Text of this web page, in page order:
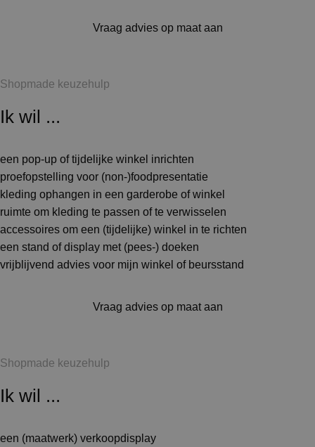
Vraag advies op maat aan
Shopmade keuzehulp
Ik wil ...
een pop-up of tijdelijke winkel inrichten
proefopstelling voor (non-)foodpresentatie
kleding ophangen in een garderobe of winkel
ruimte om kleding te passen of te verwisselen
accessoires om een (tijdelijke) winkel in te richten
een stand of display met (pees-) doeken
vrijblijvend advies voor mijn winkel of beursstand
Vraag advies op maat aan
Shopmade keuzehulp
Ik wil ...
een (maatwerk) verkoopdisplay